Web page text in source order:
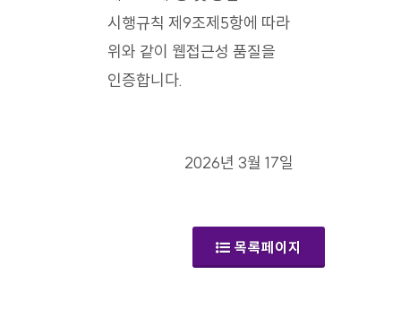
시행규칙 제9조제5항에 따라
위와 같이 웹접근성 품질을
인증합니다.
2026년 3월 17일
목록페이지